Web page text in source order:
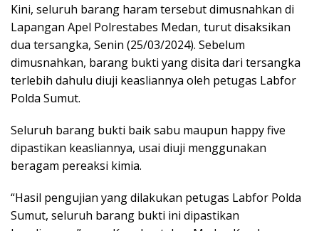
Kini, seluruh barang haram tersebut dimusnahkan di
Lapangan Apel Polrestabes Medan, turut disaksikan
dua tersangka, Senin (25/03/2024). Sebelum
dimusnahkan, barang bukti yang disita dari tersangka
terlebih dahulu diuji keasliannya oleh petugas Labfor
Polda Sumut.
Seluruh barang bukti baik sabu maupun happy five
dipastikan keasliannya, usai diuji menggunakan
beragam pereaksi kimia.
“Hasil pengujian yang dilakukan petugas Labfor Polda
Sumut, seluruh barang bukti ini dipastikan